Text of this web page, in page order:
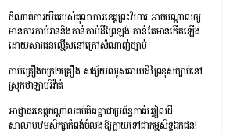
ចំណាត់ការយឺតរបស់តុលាការខេត្តព្រះវិហារ អាចបណ្តាលឲ្យ
មានការកាប់រាននិងកាន់កាប់ដីព្រៃឡង់ កាន់តែមានកើតឡើង
ដោយសារជនល្មើសនៅក្រៅសំណាញ់ច្បាប់
ចាប់គ្រឿងចក្រ២គ្រឿង សង្ស័យឈូសឆាយដីព្រៃខុសច្បាប់នៅ
ស្រុកថាឡាបរិវ៉ាត់
អាជ្ញាធរខេត្តកណ្តាលគប់គិតគ្នាជាប្រព័ន្ធកាត់ឆ្វៀលដី
សាលាបឋមសិក្សាកំពង់ចំលងឱ្យក្លាយទៅជាកម្មសិទ្ធឯកជន!